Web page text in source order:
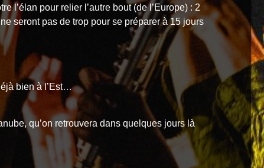
l’élan pour relier l’autre bout (de l’Europe) : 2
seront pas de trop pour se préparer à 15 jours
bien à l’Est…
qu’on retrouvera dans quelques jours là